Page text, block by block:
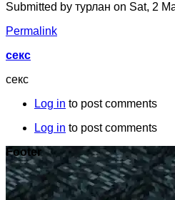
Submitted by турлан on Sat, 2
Permalink
секс
секс
Log in to post comments
Log in to post comments
Footer